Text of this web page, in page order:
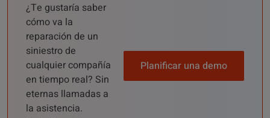
¿Te gustaría saber
cómo va la
reparación de un
siniestro de
cualquier compañía
en tiempo real? Sin
eternas llamadas a
la asistencia.
Planificar una demo